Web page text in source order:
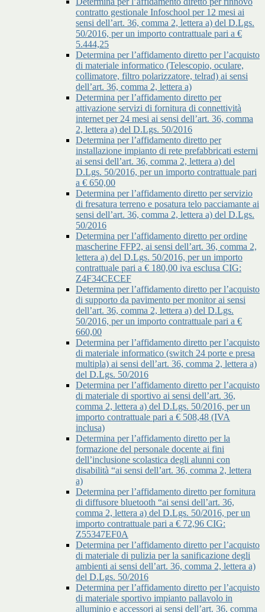
contratto gestionale Infoschool per 12 mesi ai
sensi dell’art. 36, comma 2, lettera a) del D.Lgs.
50/2016, per un importo contrattuale pari a €
5.444,25
Determina per l’affidamento diretto per l’acquisto
di materiale informatico (Telescopio, oculare,
collimatore, filtro polarizzatore, telrad) ai sensi
dell’art. 36, comma 2, lettera a)
Determina per l’affidamento diretto per
attivazione servizi di fornitura di connettività
internet per 24 mesi ai sensi dell’art. 36, comma
2, lettera a) del D.Lgs. 50/2016
Determina per l’affidamento diretto per
installazione impianto di rete prefabbricati esterni
ai sensi dell’art. 36, comma 2, lettera a) del
D.Lgs. 50/2016, per un importo contrattuale pari
a € 650,00
Determina per l’affidamento diretto per servizio
di fresatura terreno e posatura telo pacciamante ai
sensi dell’art. 36, comma 2, lettera a) del D.Lgs.
50/2016
Determina per l’affidamento diretto per ordine
mascherine FFP2, ai sensi dell’art. 36, comma 2,
lettera a) del D.Lgs. 50/2016, per un importo
contrattuale pari a € 180,00 iva esclusa CIG:
Z4F34CECEF
Determina per l’affidamento diretto per l’acquisto
di supporto da pavimento per monitor ai sensi
dell’art. 36, comma 2, lettera a) del D.Lgs.
50/2016, per un importo contrattuale pari a €
660,00
Determina per l’affidamento diretto per l’acquisto
di materiale informatico (switch 24 porte e presa
multipla) ai sensi dell’art. 36, comma 2, lettera a)
del D.Lgs. 50/2016
Determina per l’affidamento diretto per l’acquisto
di materiale di sportivo ai sensi dell’art. 36,
comma 2, lettera a) del D.Lgs. 50/2016, per un
importo contrattuale pari a € 508,48 (IVA
inclusa)
Determina per l’affidamento diretto per la
formazione del personale docente ai fini
dell’inclusione scolastica degli alunni con
disabilità “ai sensi dell’art. 36, comma 2, lettera
a)
Determina per l’affidamento diretto per fornitura
di diffusore bluetooth “ai sensi dell’art. 36,
comma 2, lettera a) del D.Lgs. 50/2016, per un
importo contrattuale pari a € 72,96 CIG:
Z55347EF0A
Determina per l’affidamento diretto per l’acquisto
di materiale di pulizia per la sanificazione degli
ambienti ai sensi dell’art. 36, comma 2, lettera a)
del D.Lgs. 50/2016
Determina per l’affidamento diretto per l’acquisto
di materiale sportivo impianto pallavolo in
alluminio e accessori ai sensi dell’art. 36, comma